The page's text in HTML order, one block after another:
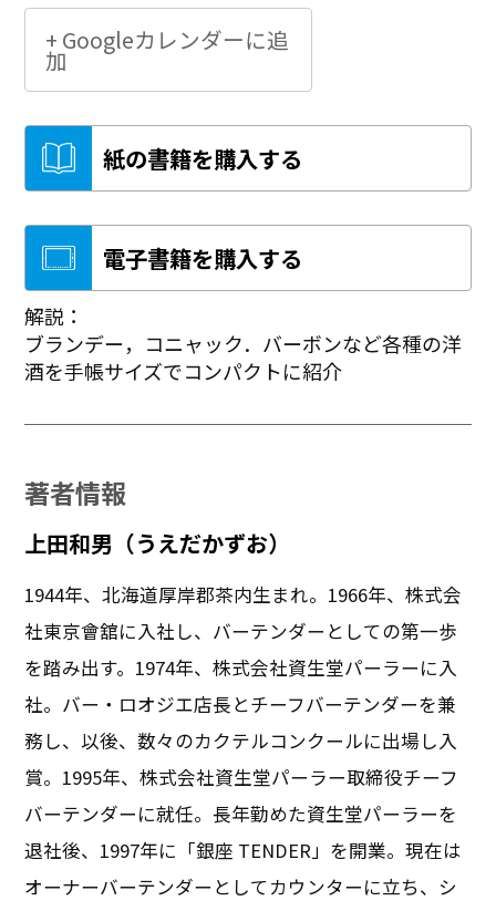
+ Googleカレンダーに追
加
紙の書籍を購入する
電子書籍を購入する
解説：
ブランデー，コニャック．バーボンなど各種の洋
酒を手帳サイズでコンパクトに紹介
著者情報
上田和男（うえだかずお）
1944年、北海道厚岸郡茶内生まれ。1966年、株式会
社東京會舘に入社し、バーテンダーとしての第一歩
を踏み出す。1974年、株式会社資生堂パーラーに入
社。バー・ロオジエ店長とチーフバーテンダーを兼
務し、以後、数々のカクテルコンクールに出場し入
賞。1995年、株式会社資生堂パーラー取締役チーフ
バーテンダーに就任。長年勤めた資生堂パーラーを
退社後、1997年に「銀座 TENDER」を開業。現在は
オーナーバーテンダーとしてカウンターに立ち、シ